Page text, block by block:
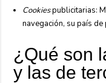
Cookiespublicitarias:
navegación, su país de
¿Qué son
y las de